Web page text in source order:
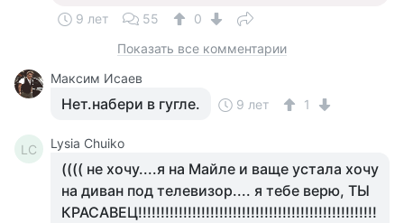
9 лет 55
0
Показать все комментарии
Максим Исаев
Нет.набери в гугле. 9 лет 1
LC Lysia Chuiko
(((( не хочу....я на Майле и ваще устала хочу
на диван под телевизор.... я тебе верю, ТЫ
КРАСАВЕЦ!!!!!!!!!!!!!!!!!!!!!!!!!!!!!!!!!!!!!!!!!!!!!!!!!!!!!